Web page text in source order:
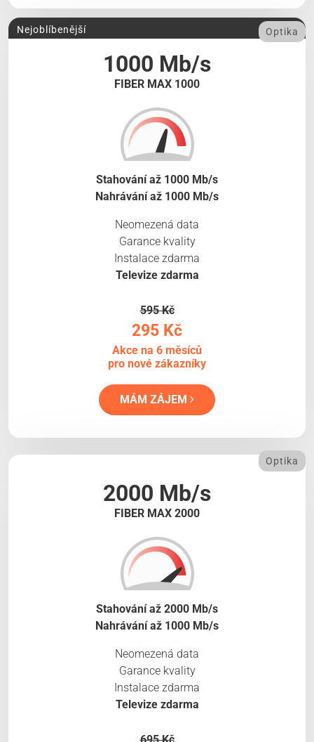
1000 Mb/s
FIBER MAX 1000
Nejoblíbenější Optika
Stahování až 1000 Mb/s
Nahrávání až 1000 Mb/s
Neomezená data
Garance kvality
Instalace zdarma
Televize zdarma
595 Kč
295 Kč
Akce na 6 měsíců
pro nové zákazníky
MÁM ZÁJEM
2000 Mb/s
FIBER MAX 2000
Optika
Stahování až 2000 Mb/s
Nahrávání až 1000 Mb/s
Neomezená data
Garance kvality
Instalace zdarma
Televize zdarma